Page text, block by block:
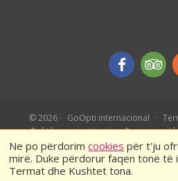
Ne po përdorimcookies për t'ju
mirë. Duke përdorur faqen tonë të
Termat dhe Kushtet tona.
© 2026 GoOpti internacional
Politika e privatësisë
Rezervo më